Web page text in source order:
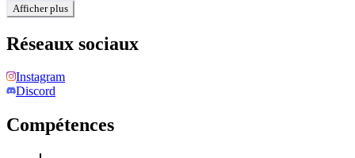
Afficher plus
Réseaux sociaux
Instagram
Discord
Compétences